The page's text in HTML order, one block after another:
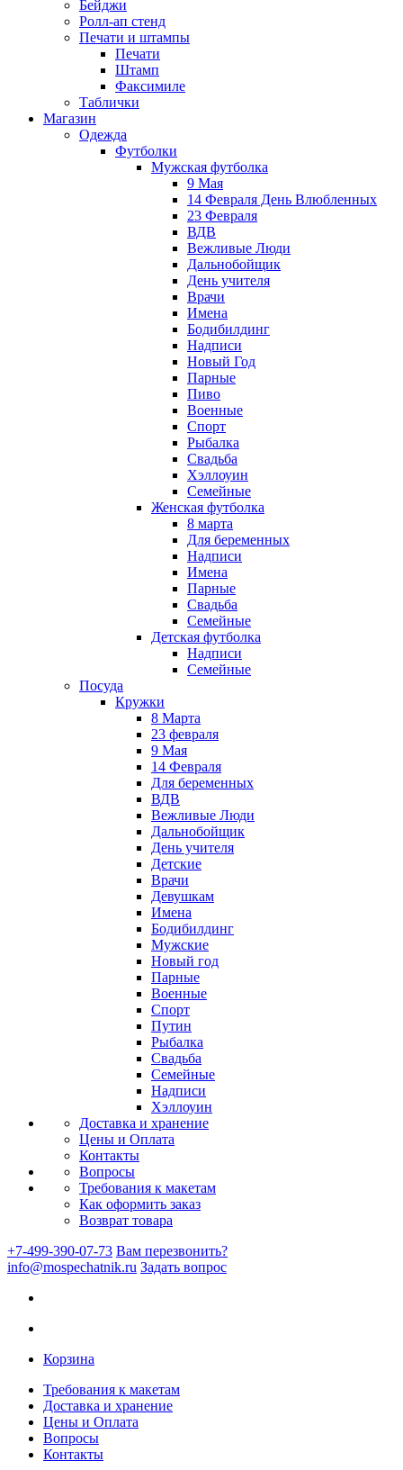
Бейджи
Ролл-ап стенд
Печати и штампы
Печати
Штамп
Факсимиле
Таблички
Магазин
Одежда
Футболки
Мужская футболка
9 Мая
14 Февраля День Влюбленных
23 Февраля
ВДВ
Вежливые Люди
Дальнобойщик
День учителя
Врачи
Имена
Бодибилдинг
Надписи
Новый Год
Парные
Пиво
Военные
Спорт
Рыбалка
Свадьба
Хэллоуин
Семейные
Женская футболка
8 марта
Для беременных
Надписи
Имена
Парные
Свадьба
Семейные
Детская футболка
Надписи
Семейные
Посуда
Кружки
8 Марта
23 февраля
9 Мая
14 Февраля
Для беременных
ВДВ
Вежливые Люди
Дальнобойщик
День учителя
Детские
Врачи
Девушкам
Имена
Бодибилдинг
Мужские
Новый год
Парные
Военные
Спорт
Путин
Рыбалка
Свадьба
Семейные
Надписи
Хэллоуин
Доставка и хранение
Цены и Оплата
Контакты
Вопросы
Требования к макетам
Как оформить заказ
Возврат товара
+7-499-390-07-73 Вам перезвонить?
info@mospechatnik.ru Задать вопрос
Корзина
Требования к макетам
Доставка и хранение
Цены и Оплата
Вопросы
Контакты